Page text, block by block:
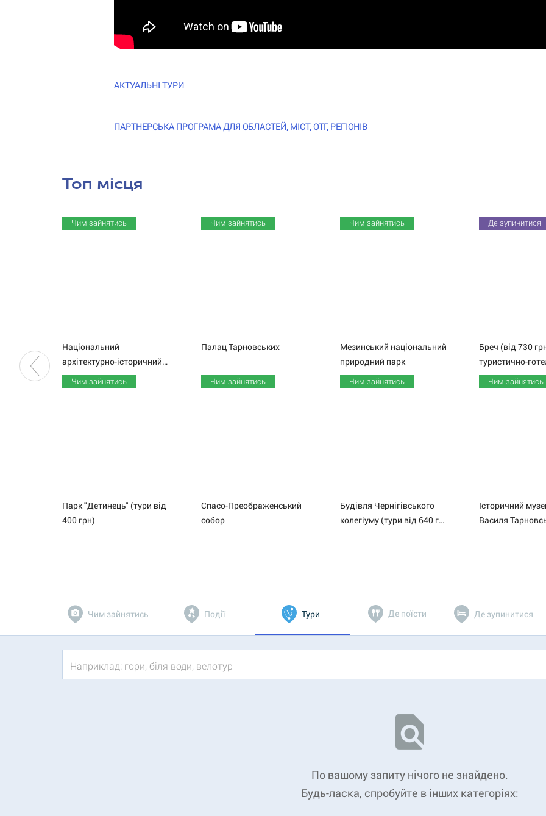
АКТУАЛЬНІ ТУРИ
ПАРТНЕРСЬКА ПРОГРАМА ДЛЯ ОБЛАСТЕЙ, МІСТ, ОТГ, РЕГІОНІВ
Топ місця
Чим зайнятись
Національний
архітектурно-історичний заповідник "Чернігів стародавній"
Чим зайнятись
Парк "Детинець" (тури від
400 грн)
Чим зайнятись
ПалацТарновських
Чим зайнятись
Спасо-Преображенський
собор
Чим зайнятись
Мезинський національний
природний парк
Чим зайнятись
Будівля Чернігівського
колегіуму (тури від 640 грн)
Де зупинитися
Бреч (від 730
Чим зайнятись
Історичний
Чим зайнятись Події Тури Де поїсти Де зупинитися
По вашому запиту нічого не знайдено.
Будь-ласка, спробуйте в інших категоріях: